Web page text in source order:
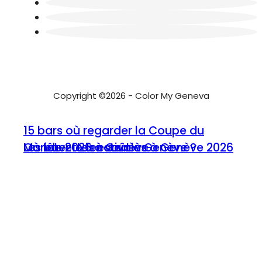
Où fêter le 1er août à Genève ?
Les buvettes estivales à Genève 2026
15 bars où regarder la Coupe du
Monde 2026 à Genève
Copyright ©2026 - Color My Geneva